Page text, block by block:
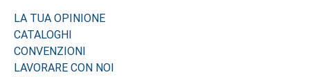
LA TUA OPINIONE
CATALOGHI
CONVENZIONI
LAVORARE CON NOI